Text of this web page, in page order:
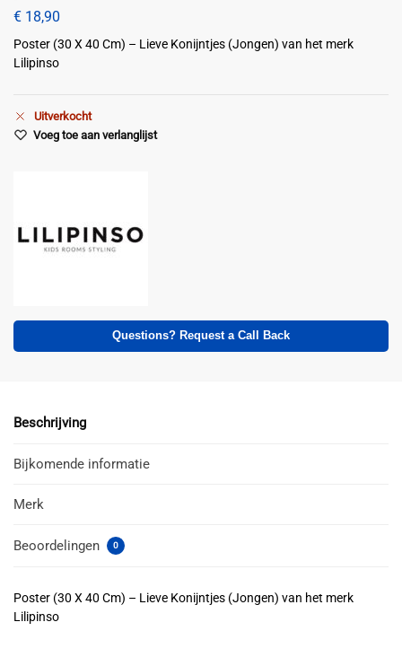
€ 18,90
Poster (30 X 40 Cm) – Lieve Konijntjes (Jongen) van het merk
Lilipinso
Uitverkocht
Voeg toe aan verlanglijst
Questions? Request a Call Back
Beschrijving
Bijkomende informatie
Merk
Beoordelingen 0
Poster (30 X 40 Cm) – Lieve Konijntjes (Jongen) van het merk
Lilipinso